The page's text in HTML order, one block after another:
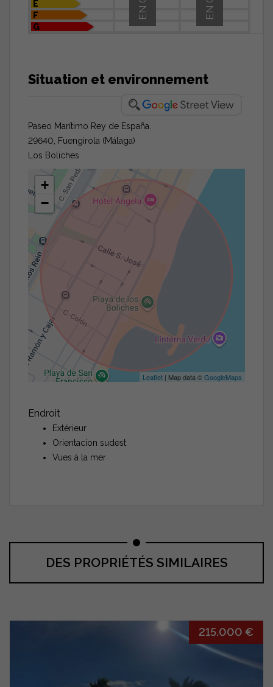
E
F
G
Situation et environnement
Paseo Marítimo Rey de España.
29640, Fuengirola (Málaga)
Los Boliches
+
−
Leaflet | Map data ©GoogleMaps
Endroit
Extérieur
Orientacion sudest
Vues à la mer
DES PROPRIÉTÉS SIMILAIRES
215.000 €